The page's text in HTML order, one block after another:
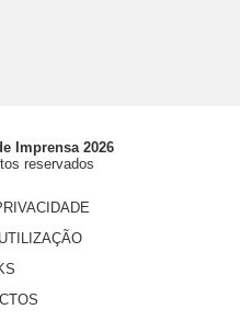
Imprensa 2026
reservados